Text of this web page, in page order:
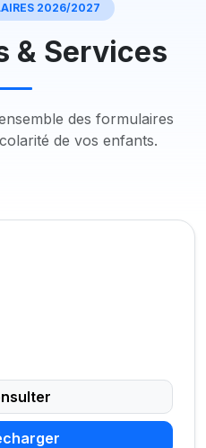
2026/2027
& Services
des formulaires
de vos enfants.